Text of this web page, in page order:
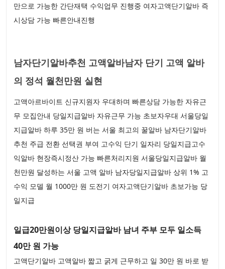
만으로 가능한 간단재택 수익업무 진행중 여자고액단기알바 즉
시상담 가능 빠른안내진행
남자단기알바추천 고액알바남자 단기 고액 알바
의 정석 월천만원 실현
고액아르바이트 신규지원자 우대하며 빠른상담 가능한 자유근
무 모집안내 당일지급알바 자유근무 가능 초보자우대 서울당일
지급알바 하루 35만 원 버는 서울 최고의 꿀알바 남자단기알바
추천 주급 전환 선택권 부여 고수익 단기 일자리 당일지급고수
익알바 현장즉시정산 가능 빠른처리지원 서울당일지급알바 월
천만원 달성하는 서울 고액 알바 남자당일지급알바 상위 1% 고
수익 모델 월 1000만 원 도전기 여자고액단기알바 초보가능 당
일지급
일급20만원이상 당일지급알바 남녀 주부 모두 일소득
40만 원 가능
고액단기알바 고액알바 짧고 굵게 근무하고 일 30만 원 바로 받